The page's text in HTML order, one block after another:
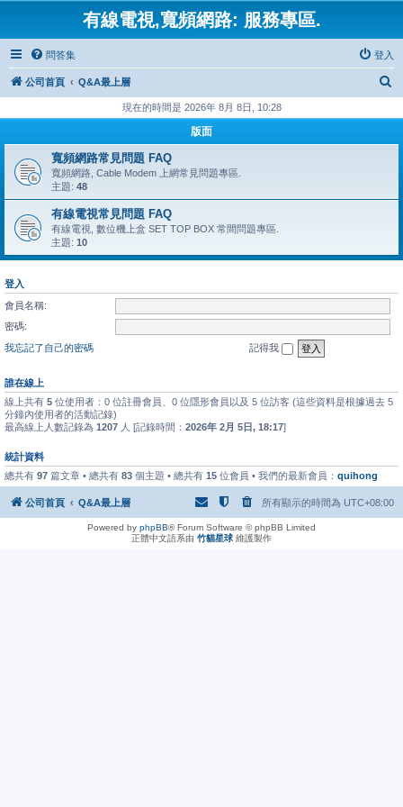
有線電視,寬頻網路: 服務專區.
問答集 登入
公司首頁 Q&A最上層
現在的時間是 2026年 8月 8日, 10:28
版面
寬頻網路常見問題 FAQ
寬頻網路, Cable Modem 上網常見問題專區.
主題: 48
有線電視常見問題 FAQ
有線電視, 數位機上盒 SET TOP BOX 常間問題專區.
主題: 10
登入
會員名稱:
密碼:
我忘記了自己的密碼
記得我
誰在線上
線上共有 5 位使用者：0 位註冊會員、0 位隱形會員以及 5 位訪客 (這些資料是根據過去 5
分鐘內使用者的活動記錄)
最高線上人數記錄為 1207 人 [記錄時間： 2026年 2月 5日, 18:17]
統計資料
總共有 97 篇文章 • 總共有 83 個主題 • 總共有 15 位會員 • 我們的最新會員： quihong
公司首頁 Q&A最上層 所有顯示的時間為 UTC+08:00
Powered by phpBB® Forum Software © phpBB Limited
正體中文語系由 竹貓星球 維護製作